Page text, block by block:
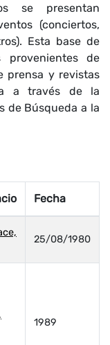
se presentan
(conciertos,
Esta base de
provenientes de
prensa y revistas
a través de la
de Búsqueda a la
Fecha
25/08/1980
1989